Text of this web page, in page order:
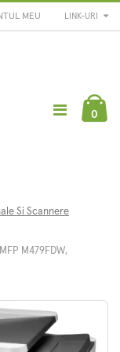
LINK-URI
MEU
0
Si Scannere
M479FDW,